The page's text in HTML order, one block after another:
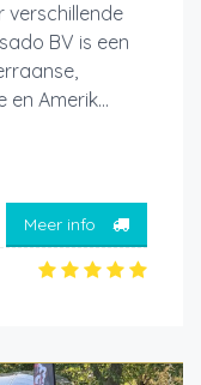
verschillende
BV is een
en Amerik...
Meer info